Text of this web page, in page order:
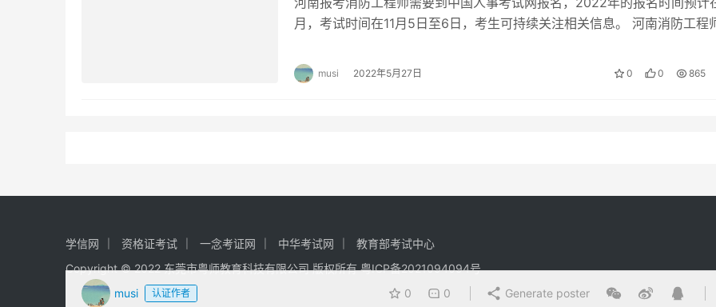
musi 认证作者 0 0 Generate poster
月，考试时间在11月5日至6日，考生可持续关注相关信息。 河南消防工程
musi 2022年5月27日 0 0 865
学信网 资格证考试 一念考证网 中华考试网
教育部考试中心
Copyright © 2022 东莞市粤师教育科技有限公司 版权所有粤ICP备2021094094号